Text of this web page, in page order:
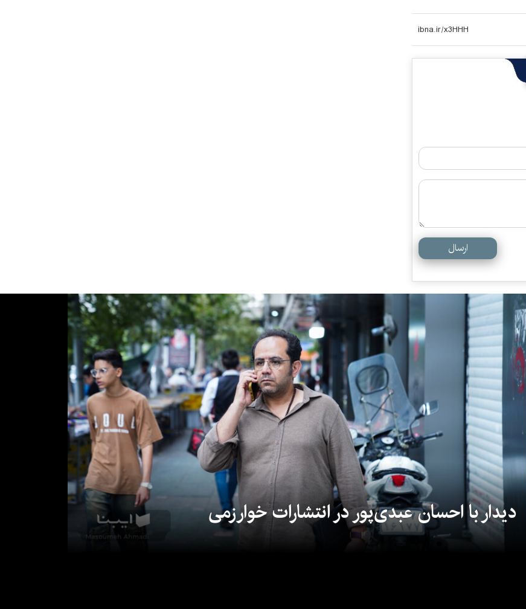
ارسال
دیدار با احسان عبدی‌پور در انتشارات خوارزمی